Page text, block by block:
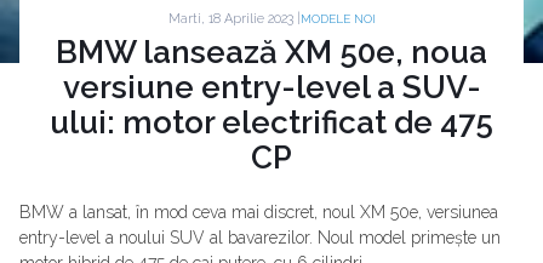
Marti, 18 Aprilie 2023 | MODELE NOI
BMW lansează XM 50e, noua
versiune entry-level a SUV-
ului: motor electrificat de 475
CP
BMW a lansat, în mod ceva mai discret, noul XM 50e, versiunea
entry-level a noului SUV al bavarezilor. Noul model primește un